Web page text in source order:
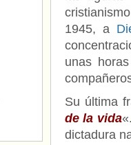
1945, a
unas
Su última
de la vida
dictadura